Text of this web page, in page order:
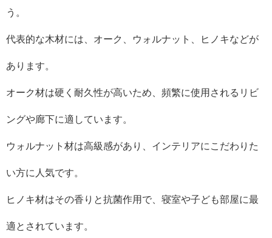
う。
代表的な木材には、オーク、ウォルナット、ヒノキなどが
あります。
オーク材は硬く耐久性が高いため、頻繁に使用されるリビ
ングや廊下に適しています。
ウォルナット材は高級感があり、インテリアにこだわりた
い方に人気です。
ヒノキ材はその香りと抗菌作用で、寝室や子ども部屋に最
適とされています。